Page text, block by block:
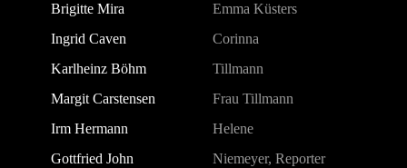
Brigitte Mira
Emma Küsters
Ingrid Caven
Corinna
Karlheinz Böhm
Tillmann
Margit Carstensen
Frau Tillmann
Irm Hermann
Helene
Gottfried John
Niemeyer, Reporter